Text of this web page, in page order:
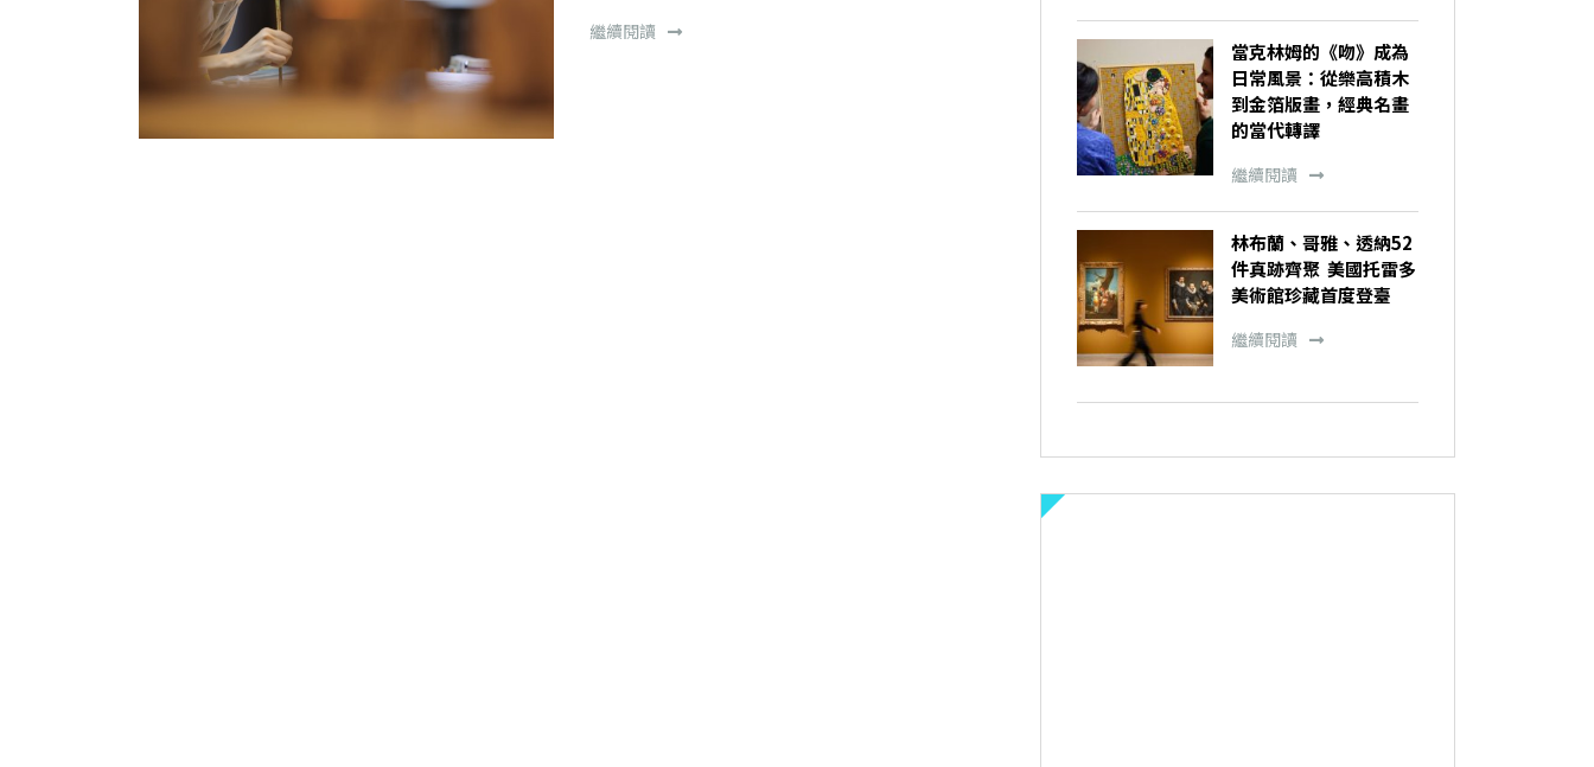
繼續閱讀
當克林姆的《吻》成為
日常風景：從樂高積木
到金箔版畫，經典名畫
的當代轉譯
繼續閱讀
林布蘭、哥雅、透納52
件真跡齊聚 美國托雷多
美術館珍藏首度登臺
繼續閱讀